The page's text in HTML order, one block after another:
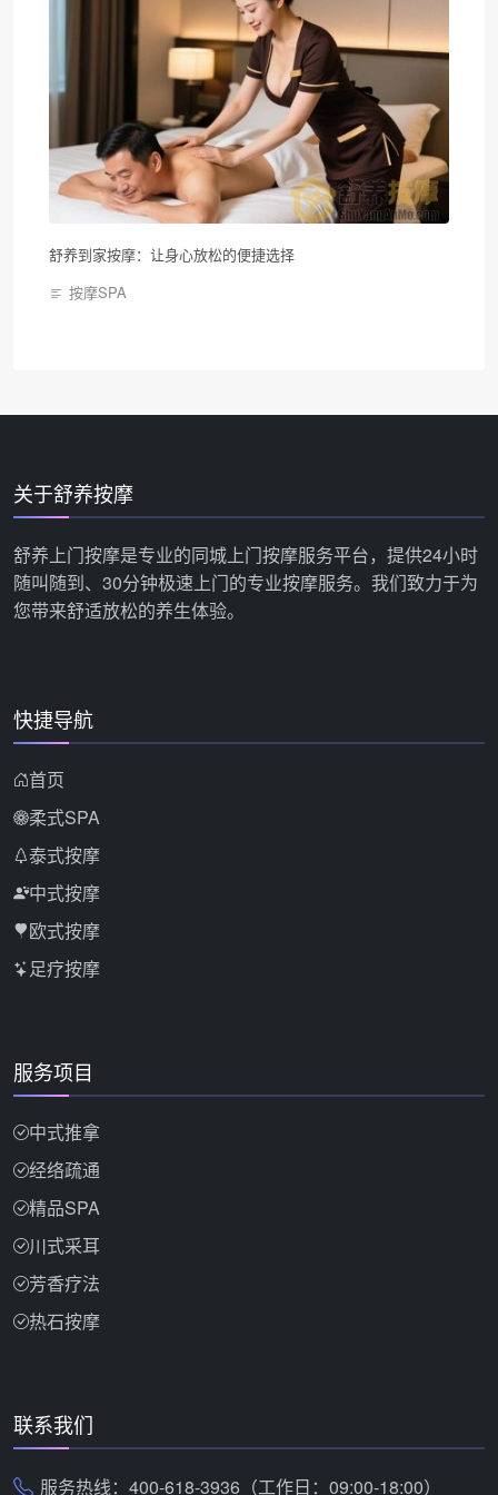
舒养到家按摩：让身心放松的便捷选择
按摩SPA
关于舒养按摩
舒养上门按摩是专业的同城上门按摩服务平台，提供24小时
随叫随到、30分钟极速上门的专业按摩服务。我们致力于为
您带来舒适放松的养生体验。
快捷导航
首页
柔式SPA
泰式按摩
中式按摩
欧式按摩
足疗按摩
服务项目
中式推拿
经络疏通
精品SPA
川式采耳
芳香疗法
热石按摩
联系我们
服务热线：400-618-3936（工作日：09:00-18:00）